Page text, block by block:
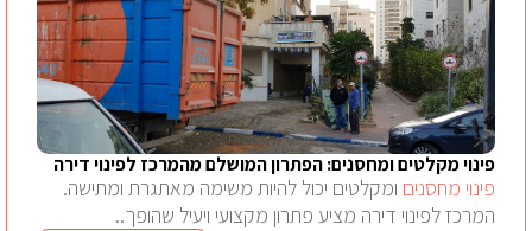
פינוי מקלטים ומחסנים: הפתרון המושלם מהמרכז לפינוי דירה
פינוי מחסנים ומקלטים יכול להיות משימה מאתגרת ומתישה.
המרכז לפינוי דירה מציע פתרון מקצועי ויעיל שהופך..